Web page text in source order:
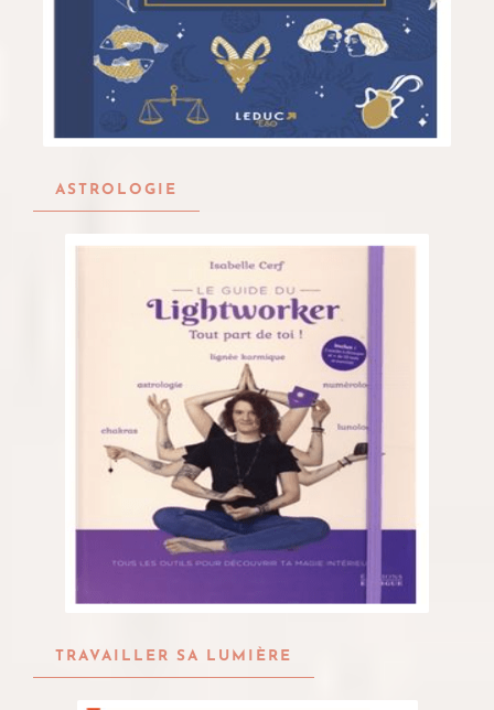
ASTROLOGIE
TRAVAILLER SA LUMIÈRE